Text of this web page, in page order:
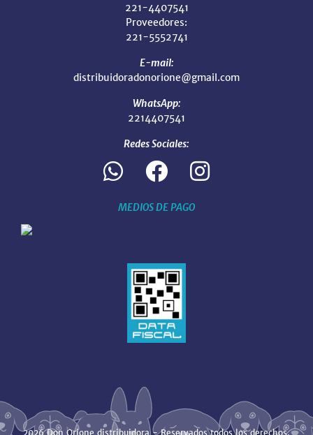
221-4407541
Proveedores:
221-5552741
E-mail:
distribuidoradonorione@gmail.com
WhatsApp:
2214407541
Redes Sociales:
MEDIOS DE PAGO
2026 Don Orione distribuidora - Reservados todos los derechos.